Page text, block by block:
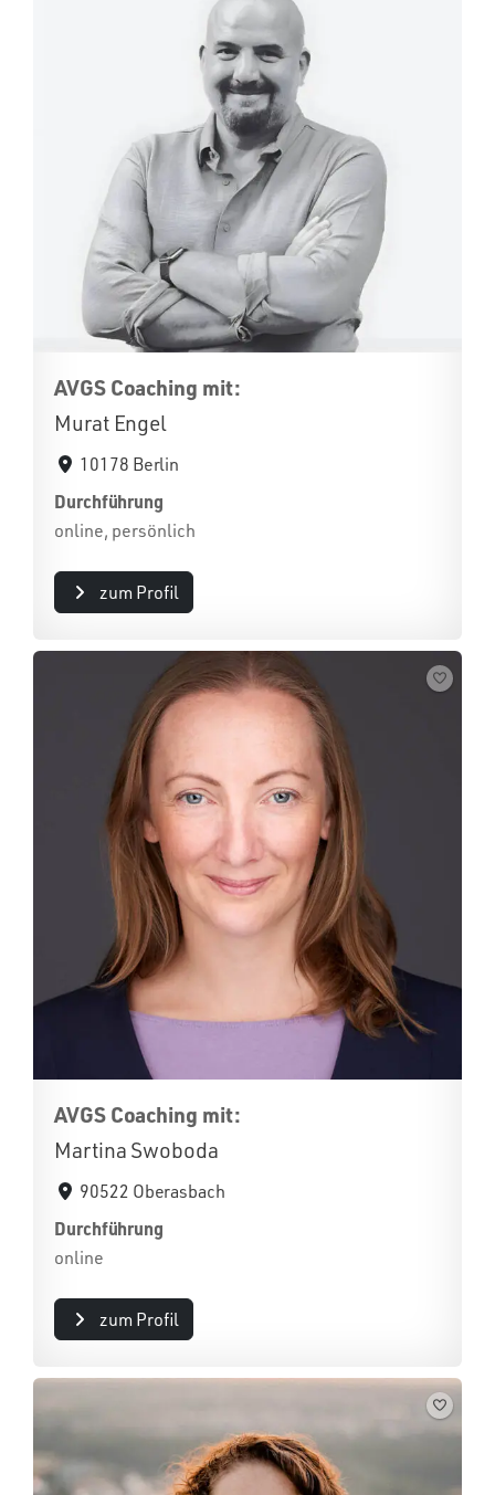
AVGS Coaching mit:
Murat Engel
10178 Berlin
Durchführung
online, persönlich
zum Profil
AVGS Coaching mit:
Martina Swoboda
90522 Oberasbach
Durchführung
online
zum Profil